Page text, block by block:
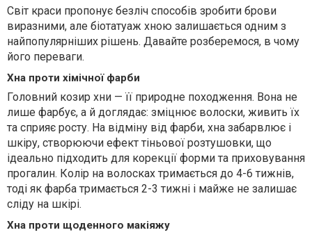
Світ краси пропонує безліч способів зробити брови
виразними, але біотатуаж хною залишається одним з
найпопулярніших рішень. Давайте розберемося, в чому
його переваги.
Хна проти хімічної фарби
Головний козир хни — її природне походження. Вона не
лише фарбує, а й доглядає: зміцнює волоски, живить їх
та сприяє росту. На відміну від фарби, хна забарвлює і
шкіру, створюючи ефект тіньової розтушовки, що
ідеально підходить для корекції форми та приховування
прогалин. Колір на волосках тримається до 4-6 тижнів,
тоді як фарба тримається 2-3 тижні і майже не залишає
сліду на шкірі.
Хна проти щоденного макіяжу